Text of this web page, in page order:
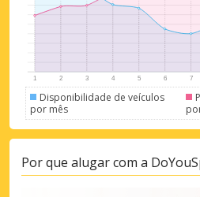
Disponibilidade de veículos
por mês
Por que alugar com a